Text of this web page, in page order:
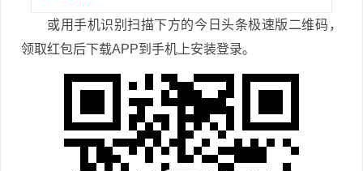
或用手机识别扫描下方的今日头条极速版二维码，
领取红包后下载APP到手机上安装登录。